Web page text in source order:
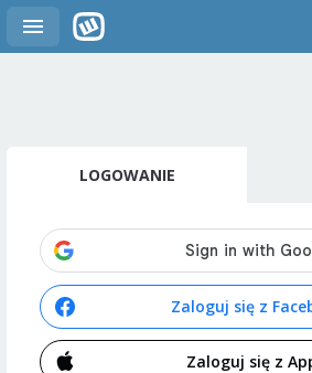
LOGOWANIE
Zaloguj się z
Zaloguj się z